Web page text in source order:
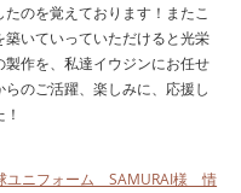
のを覚えております！またこ
いていっていただけると光栄
作を、私達イウジンにお任せ
のご活躍、楽しみに、応援し
ユニフォーム SAMURAI様 情